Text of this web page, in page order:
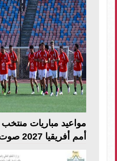
مواعيد مباريات
أمم أفريقيا 2027 صوت الأمة